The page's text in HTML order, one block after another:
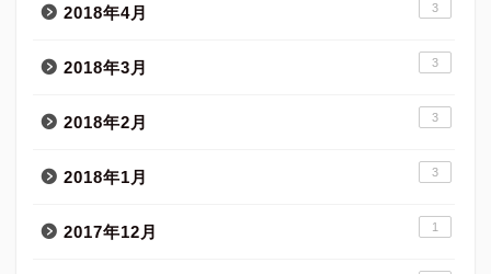
2018年4月 3
2018年3月 3
2018年2月 3
2018年1月 3
2017年12月 1